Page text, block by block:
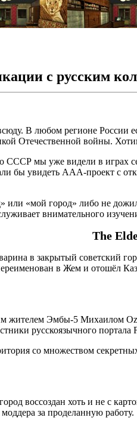
с русским
В любом регионе
Отечественной войны.
СССР мы уже видели в
бы увидеть ААА-проект с
или «мой город» либо не
внимательного
The
в закрытый советский
в Жем и отошёл
жителем Эмбы-5 Михаилом
русскоязычного портала
со множеством
воссоздан хоть и не с
за проделанную работу.